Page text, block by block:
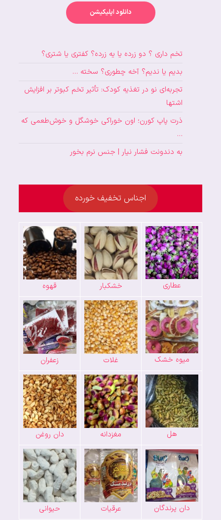
دانلود اپلیکیشن
تخم داری ؟ دو زرده یا یه زرده؟ کفتری یا شتری؟
بدیم یا ندیم؟ آخه چطوری؟ سخته …
تجربه‌ای نو در تغذیه کودک: تأثیر تخم کبوتر بر افزایش
اشتها
ذرت پاپ کورن؛ اون خوراکی خوشگل و خوش‌طعمی که
…
به دندونت فشار نیار | جنس نرم بخور
اجناس تخفیف خورده
عطاری خشکبار قهوه
میوه خشک غلات زعفران
هل مغزدانه دان روغن
دان پرندگان عرقیات حیوانی